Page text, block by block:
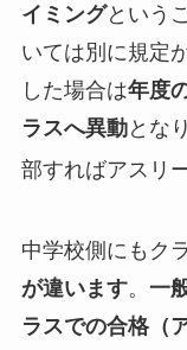
イミングという
いては別に規定
した場合は年度
ラスへ異動とな
部すればアスリ
中学校側にもク
が違います。 一
ラスでの合格（